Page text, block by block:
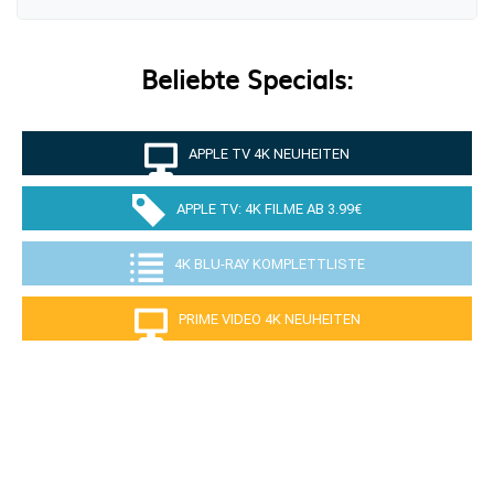
Beliebte Specials:
APPLE TV 4K NEUHEITEN
APPLE TV: 4K FILME AB 3.99€
4K BLU-RAY KOMPLETTLISTE
PRIME VIDEO 4K NEUHEITEN